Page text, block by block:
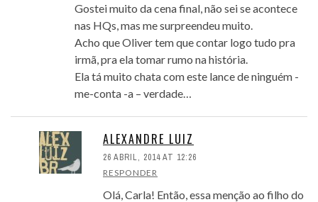
Gostei muito da cena final, não sei se acontece
nas HQs, mas me surpreendeu muito.
Acho que Oliver tem que contar logo tudo pra
irmã, pra ela tomar rumo na história.
Ela tá muito chata com este lance de ninguém -
me-conta -a – verdade…
ALEXANDRE LUIZ
26 ABRIL, 2014 AT 12:26
RESPONDER
Olá, Carla! Então, essa menção ao filho do